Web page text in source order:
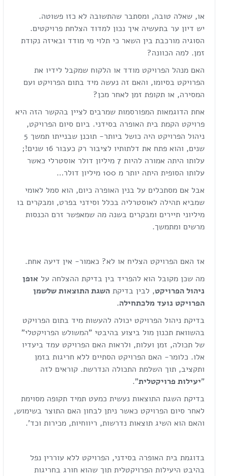
או, שאלה טובה, ומסתבר שהתשובה לא כזו פשוטה.
יש דיון ער בתעשיה איך נכון למדוד הצלחת פרויקטים.
הסוגיה מורכבת בין השאר כי תלוי מי מודד ובאיזה נקודת
זמן. למה הכוונה?
האם מנהל הפרויקט מודד או הלקוח שמקבל לידיו את
הפרויקט בסיומו, והאם זה נעשה מיד בתום הפרויקט ועם
המסירה, או תקופת זמן לאחר מכן?
אחת הדוגמאות המפורסמות שמרבים לציין בהקשר הזה היא
פרויקט הקמת בית האופרה בסידני. ביום סיום הפרויקט,
ניהול הפרויקט היה כושל ביותר- תוכנן שבנייתו תמשך 5
שנים, והוא פתח את דלתותיו לציבור רק כעבור 16 שנים!;
עלותו היתה אמורה להיות 7 מיליון דולר אוסטרלי כאשר
עלותו הסופית היתה יותר מ 100 מיליון דולר…
אבל אם מסתכלים על בנין האופרה כיום, הוא סמל לאומי
שמביא תהילה לאוסטרליה בכלל וסידני בפרט, ומבקרים בו
מיליוני תיירים ומבקרים בשנה מה שמאפשר זרם הכנסות
מרשים ומתמשך.
אז האם הפרויקט הצליח או לא? כאמור- אין דיעה אחת.
מה שכן מקובל הוא להפריד בין בדיקת ההצלחה על אופן
ניהול הפרויקט, לבין בדיקת השגת התוצאות שלשמן
הפרויקט נועד מלכתחילה.
בדיקת ניהול הפרויקט יכולה להעשות מיד בתום הפרויקט
בהשוואת תכנון מול ביצוע בהיבטי "המשולש הפרויקטלי"
של תכולה, זמן ועלות, ולראות האם הפרויקט עמד ביעדיו
אלו. כלומר- האם הפרויקט הסתיים ללא חריגות בזמן
ותקציב, תוך השלמת התכולה הנדרשת. קוראים לזה
"יעילות פרויקטלית".
בדיקת השגת התוצאות נעשית כמעט תמיד תקופה מסוימת
לאחר סיום הפרויקט כאשר ניתן לבחון האם התוצר בשימוש,
והאם הוא השיג תוצאות נדרשות, ריווחיות, מכירות וכד'.
בדוגמת בית האופרה בסידני, הפרויקט ללא עוררין נפל
בהיבט היעילות הפרויקטלית תוך שהוא חורג בחריגות